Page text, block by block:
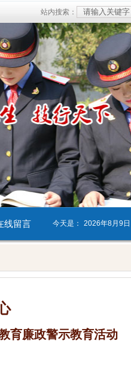
站内搜索：
线留言 今天是： 2026年8月9日
育廉政警示教育活动